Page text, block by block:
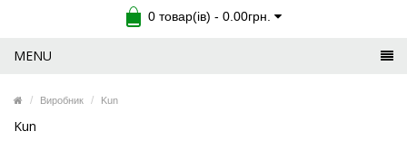
0 товар(ів) - 0.00грн.
MENU
Виробник Kun
Kun